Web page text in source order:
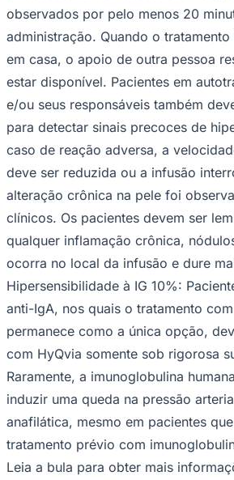
Atlético-MG
observados por pelo menos 20
administração. Quando o
em casa, o apoio de outra pessoa
estar disponível. Pacientes em
e/ou seus responsáveis ​​também
para detectar sinais precoces de
caso de reação adversa, a
deve ser reduzida ou a infusão
alteração crônica na pele foi
clínicos. Os pacientes devem ser
qualquer inflamação crônica,
ocorra no local da infusão e dure
Hipersensibilidade à IG 10%:
anti-IgA, nos quais o tratamento
permanece como a única opção,
com HyQvia somente sob rigorosa
Raramente, a imunoglobulina
induzir uma queda na pressão
anafilática, mesmo em pacientes
tratamento prévio com
Leia a bula para obter mais